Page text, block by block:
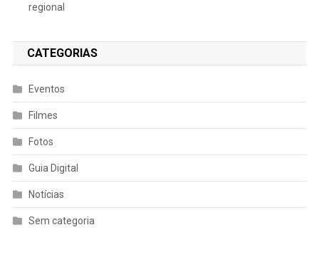
regional
CATEGORIAS
Eventos
Filmes
Fotos
Guia Digital
Notícias
Sem categoria